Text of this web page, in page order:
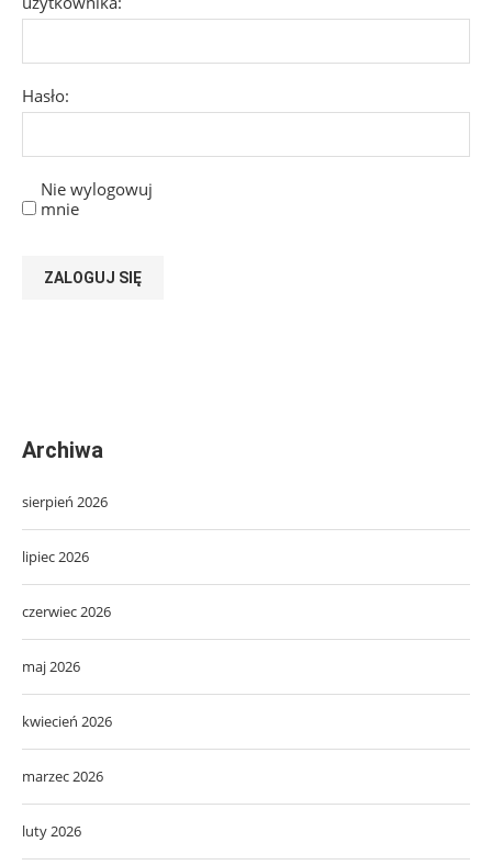
Hasło:
Nie wylogowuj
mnie
ZALOGUJ SIĘ
Archiwa
sierpień 2026
lipiec 2026
czerwiec 2026
maj 2026
kwiecień 2026
marzec 2026
luty 2026